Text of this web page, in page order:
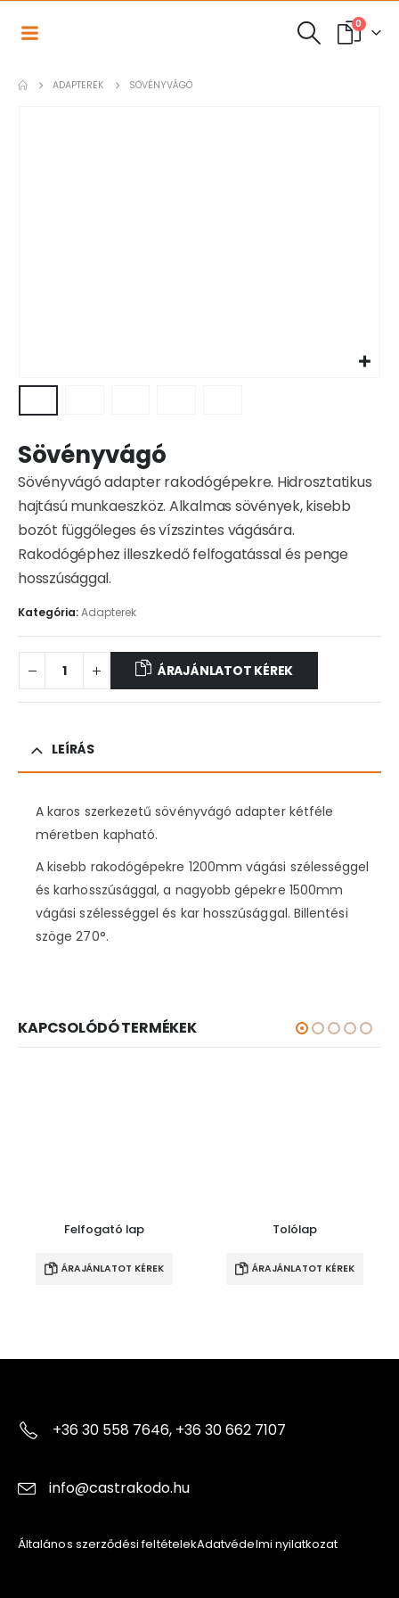
0
ADAPTEREK SÖVÉNYVÁGÓ
Sövényvágó
Sövényvágó adapter rakodógépekre. Hidrosztatikus
hajtású munkaeszköz. Alkalmas sövények, kisebb
bozót függőleges és vízszintes vágására.
Rakodógéphez illeszkedő felfogatással és penge
hosszúsággal.
Kategória:Adapterek
ÁRAJÁNLATOT KÉREK
LEÍRÁS
A karos szerkezetű sövényvágó adapter kétféle
méretben kapható.
A kisebb rakodógépekre 1200mm vágási szélességgel
és karhosszúsággal, a nagyobb gépekre 1500mm
vágási szélességgel és kar hosszúsággal. Billentési
szöge 270°.
KAPCSOLÓDÓ TERMÉKEK
Felfogató lap
ÁRAJÁNLATOT KÉREK
Tolólap
ÁRAJÁNLATOT KÉREK
+36 30 558 7646, +36 30 662 7107
info@castrakodo.hu
Általános szerződési feltételekAdatvédelmi nyilatkozat